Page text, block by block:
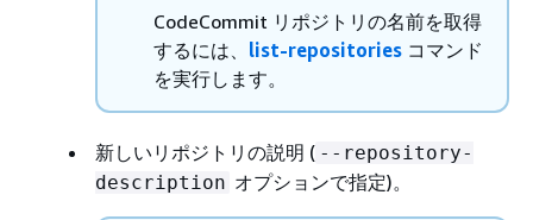
CodeCommit リポジトリの名前を取得
するには、 list-repositories コマンド
を実行します。
新しいリポジトリの説明 ( --repository-
description オプションで指定)。